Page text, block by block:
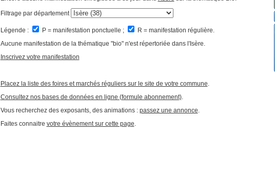
Filtrage par département
Légende : P = manifestation ponctuelle ;
R = manifestation régulière.
Aucune manifestation de la thématique "bio" n'est répertoriée dans l'Isère.
Inscrivez votre manifestation
Placez la liste des foires et marchés réguliers sur le site de votre commune.
Consultez nos bases de données en ligne (formule abonnement).
Vous recherchez des exposants, des animations : passez une annonce.
Faites connaitre votre évènement sur cette page.